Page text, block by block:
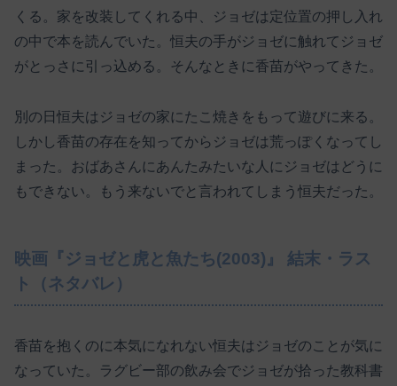
くる。家を改装してくれる中、ジョゼは定位置の押し入れ
の中で本を読んでいた。恒夫の手がジョゼに触れてジョゼ
がとっさに引っ込める。そんなときに香苗がやってきた。
別の日恒夫はジョゼの家にたこ焼きをもって遊びに来る。
しかし香苗の存在を知ってからジョゼは荒っぽくなってし
まった。おばあさんにあんたみたいな人にジョゼはどうに
もできない。もう来ないでと言われてしまう恒夫だった。
映画『ジョゼと虎と魚たち(2003)』 結末・ラス
ト（ネタバレ）
香苗を抱くのに本気になれない恒夫はジョゼのことが気に
なっていた。ラグビー部の飲み会でジョゼが拾った教科書